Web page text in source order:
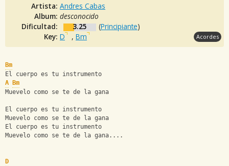
Artista: Andres Cabas
Album: desconocido
Dificultad:
3.25 (Principiante)
Key: D , Bm Acordes
Bm
El cuerpo es tu instrumento
A
Bm
Muevelo como se te de la gana
El cuerpo es tu instrumento
Muevelo como se te de la gana
El cuerpo es tu instrumento
Muevelo como se te de la gana....
D